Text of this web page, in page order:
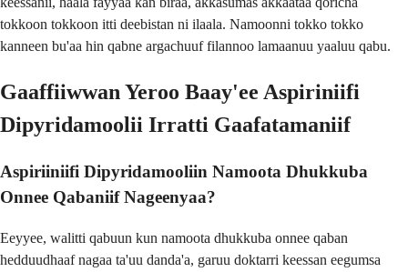
tokkoon tokkoon itti deebistan ni ilaala. Namoonni tokko tokko
kanneen bu'aa hin qabne argachuuf filannoo lamaanuu yaaluu qabu.
Gaaffiiwwan Yeroo Baay'ee Aspiriniifi
Dipyridamoolii Irratti Gaafatamaniif
Aspiriiniifi Dipyridamooliin Namoota Dhukkuba
Onnee Qabaniif Nageenyaa?
Eeyyee, walitti qabuun kun namoota dhukkuba onnee qaban
hedduudhaaf nagaa ta'uu danda'a, garuu doktarri keessan eegumsa